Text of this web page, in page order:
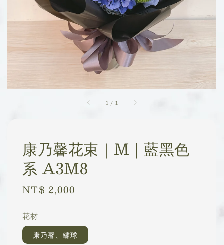
1 / 1
康乃馨花束｜M | 藍黑色
系 A3M8
Regular
NT$ 2,000
花材
康乃馨、繡球